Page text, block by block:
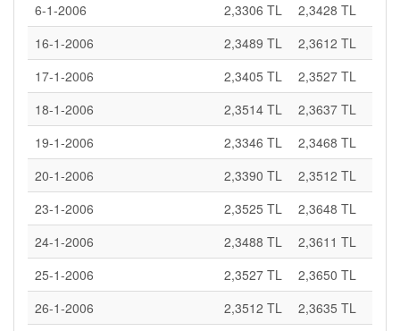
6-1-2006
2,3306 TL
2,3428 TL
16-1-2006
2,3489 TL
2,3612 TL
17-1-2006
2,3405 TL
2,3527 TL
18-1-2006
2,3514 TL
2,3637 TL
19-1-2006
2,3346 TL
2,3468 TL
20-1-2006
2,3390 TL
2,3512 TL
23-1-2006
2,3525 TL
2,3648 TL
24-1-2006
2,3488 TL
2,3611 TL
25-1-2006
2,3527 TL
2,3650 TL
26-1-2006
2,3512 TL
2,3635 TL